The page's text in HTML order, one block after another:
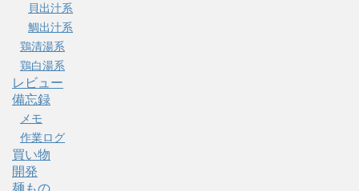
貝出汁系
鯛出汁系
鶏清湯系
鶏白湯系
レビュー
備忘録
メモ
作業ログ
買い物
開発
麺もの